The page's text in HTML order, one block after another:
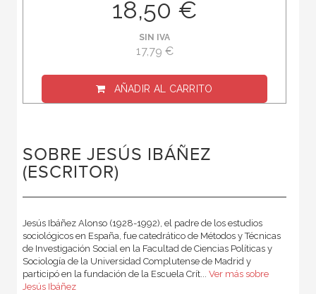
18,50 €
SIN IVA
17,79 €
AÑADIR AL CARRITO
SOBRE JESÚS IBÁÑEZ
(ESCRITOR)
Jesús Ibáñez Alonso (1928-1992), el padre de los estudios
sociológicos en España, fue catedrático de Métodos y Técnicas
de Investigación Social en la Facultad de Ciencias Políticas y
Sociología de la Universidad Complutense de Madrid y
participó en la fundación de la Escuela Crít... Ver más sobre
Jesús Ibáñez